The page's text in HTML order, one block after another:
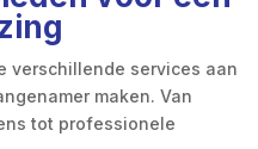
verschillende services aan
maken. Van
tot professionele